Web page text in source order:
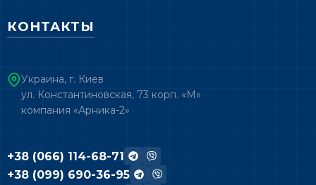
КОНТАКТЫ
Украина, г. Киев
ул. Константиновская, 73 корп. «М»
компания «Арника-2»
+38 (066) 114-68-71
+38 (099) 690-36-95